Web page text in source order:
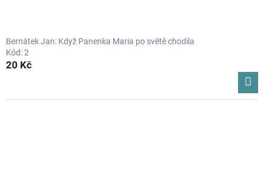
Bernátek Jan: Když Panenka Maria po světě chodila
Kód:2
20 Kč